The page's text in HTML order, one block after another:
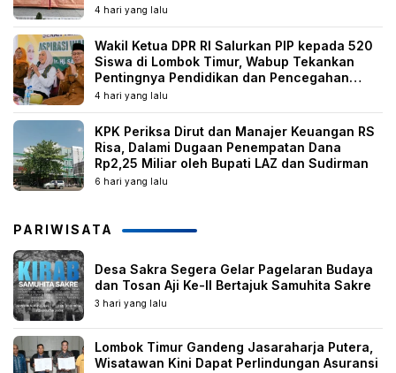
4 hari yang lalu
Wakil Ketua DPR RI Salurkan PIP kepada 520
Siswa di Lombok Timur, Wabup Tekankan
Pentingnya Pendidikan dan Pencegahan
Perkawinan Anak
4 hari yang lalu
KPK Periksa Dirut dan Manajer Keuangan RS
Risa, Dalami Dugaan Penempatan Dana
Rp2,25 Miliar oleh Bupati LAZ dan Sudirman
6 hari yang lalu
PARIWISATA
Desa Sakra Segera Gelar Pagelaran Budaya
dan Tosan Aji Ke-II Bertajuk Samuhita Sakre
3 hari yang lalu
Lombok Timur Gandeng Jasaraharja Putera,
Wisatawan Kini Dapat Perlindungan Asuransi